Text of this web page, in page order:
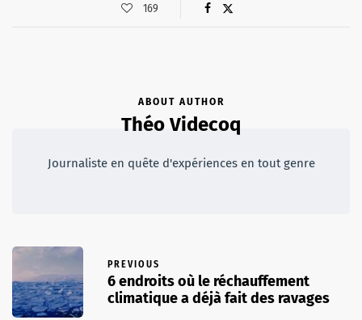
169
ABOUT AUTHOR
Théo Videcoq
Journaliste en quête d'expériences en tout genre
PREVIOUS
6 endroits où le réchauffement
climatique a déjà fait des ravages